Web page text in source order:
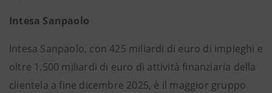
Intesa Sanpaolo
Intesa Sanpaolo, con 425 miliardi di euro di impieghi e
oltre 1.500 miliardi di euro di attività finanziaria della
clientela a fine dicembre 2025, è il maggior gruppo